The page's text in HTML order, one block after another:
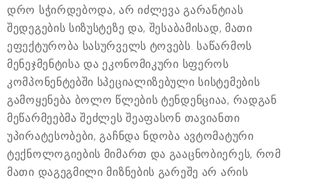
დრო სჭირდებოდა, არ იძლევა გარანტიას
შედეგების სიზუსტეზე და, შესაბამისად, მათი
ეფექტურობა სასურველს ტოვებს. საწარმოს
მენეჯმენტისა და ეკონომიკური სფეროს
კომპონენტებში სპეციალიზებული სისტემების
გამოყენება ბოლო წლების ტენდენციაა, რადგან
მეწარმეებმა შეძლეს შეაფასონ თავიანთი
უპირატესობები, გაჩნდა ნდობა ავტომატური
ტექნოლოგიების მიმართ და გააცნობიერეს, რომ
მათი დაგეგმილი მიზნების გარეშე არ არის